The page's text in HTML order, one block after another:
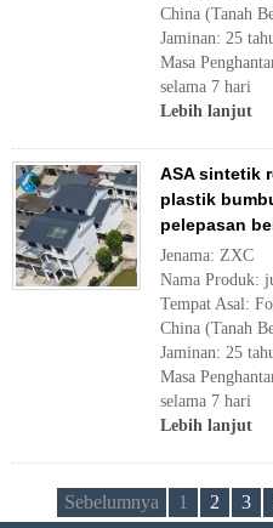
China (Tanah
Jaminan: 25
Masa
selama 7 hari
Lebih lanjut
ASA sintetik
plastik
pelepasan
Jenama: ZXC
Nama Produk:
Tempat Asal:
China (Tanah
Jaminan: 25
Masa
selama 7 hari
Lebih lanjut
Sebelumnya 1 2 3